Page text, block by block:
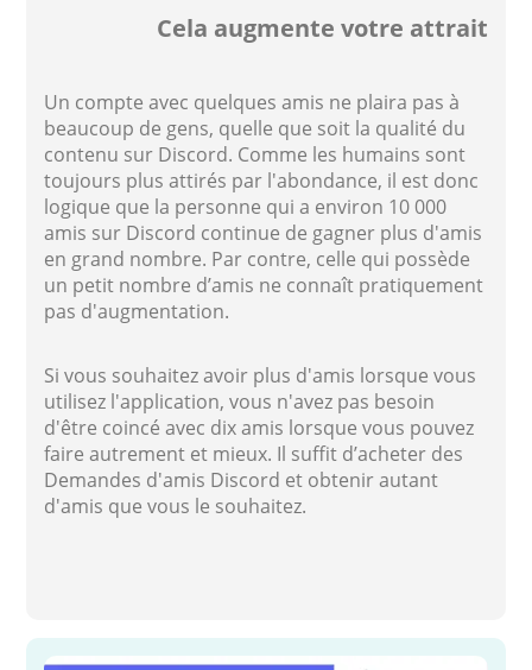
Cela augmente votre attrait
Un compte avec quelques amis ne plaira pas à
beaucoup de gens, quelle que soit la qualité du
contenu sur Discord. Comme les humains sont
toujours plus attirés par l'abondance, il est donc
logique que la personne qui a environ 10 000
amis sur Discord continue de gagner plus d'amis
en grand nombre. Par contre, celle qui possède
un petit nombre d’amis ne connaît pratiquement
pas d'augmentation.
Si vous souhaitez avoir plus d'amis lorsque vous
utilisez l'application, vous n'avez pas besoin
d'être coincé avec dix amis lorsque vous pouvez
faire autrement et mieux. Il suffit d’acheter des
Demandes d'amis Discord et obtenir autant
d'amis que vous le souhaitez.